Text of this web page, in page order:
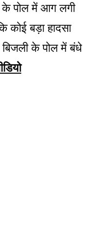
के पोल में आग लगी
कोई बड़ा हादसा
के पोल में बंधे